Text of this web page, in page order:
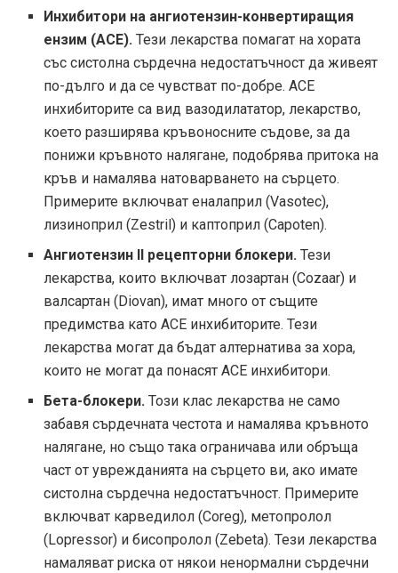
Инхибитори на ангиотензин-конвертиращия
ензим (АСЕ). Тези лекарства помагат на хората
със систолна сърдечна недостатъчност да живеят
по-дълго и да се чувстват по-добре. АСЕ
инхибиторите са вид вазодилататор, лекарство,
което разширява кръвоносните съдове, за да
понижи кръвното налягане, подобрява притока на
кръв и намалява натоварването на сърцето.
Примерите включват еналаприл (Vasotec),
лизиноприл (Zestril) и каптоприл (Capoten).
Ангиотензин II рецепторни блокери. Тези
лекарства, които включват лозартан (Cozaar) и
валсартан (Diovan), имат много от същите
предимства като ACE инхибиторите. Тези
лекарства могат да бъдат алтернатива за хора,
които не могат да понасят АСЕ инхибитори.
Бета-блокери. Този клас лекарства не само
забавя сърдечната честота и намалява кръвното
налягане, но също така ограничава или обръща
част от уврежданията на сърцето ви, ако имате
систолна сърдечна недостатъчност. Примерите
включват карведилол (Coreg), метопролол
(Lopressor) и бисопролол (Zebeta). Тези лекарства
намаляват риска от някои ненормални сърдечни